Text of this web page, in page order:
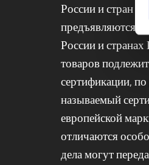
России и стран
предъявляются
России и
товаров
сертификации, по
называемый
европейской
отличаются
дела могут